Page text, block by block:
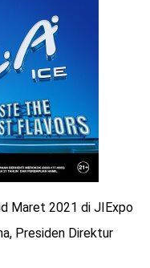
Maret 2021 di JIExpo
Presiden Direktur